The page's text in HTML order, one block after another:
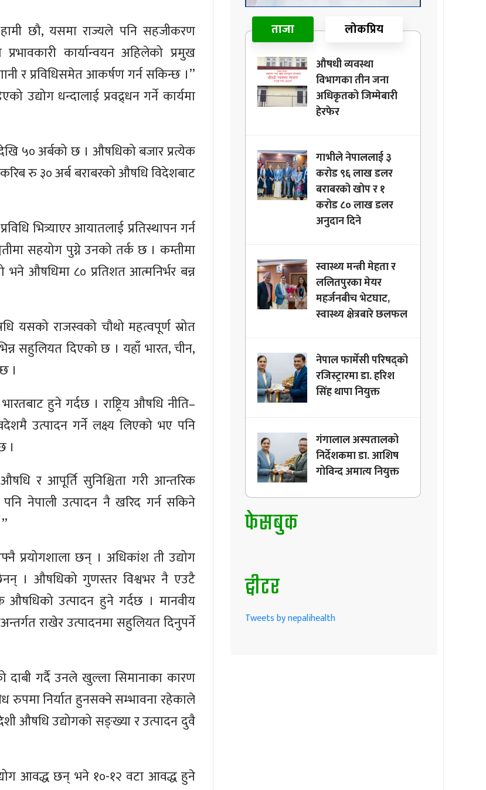
छौ, यसमा राज्यले पनि सहजीकरण
कार्यान्वयन अहिलेको प्रमुख
र प्रविधिसमेत आकर्षण गर्न सकिन्छ ।’’
उद्योग धन्दालाई प्रवद्र्धन गर्ने कार्यमा
५० अर्बको छ । औषधिको बजार प्रत्येक
रु ३० अर्ब बराबरको औषधि विदेशबाट
भित्र्याएर आयातलाई प्रतिस्थापन गर्न
सहयोग पुग्ने उनको तर्क छ । कम्तीमा
औषधिमा ८० प्रतिशत आत्मनिर्भर बन्न
यसको राजस्वको चौथो महत्वपूर्ण स्रोत
सहुलियत दिएको छ । यहाँ भारत, चीन,
।
हुने गर्दछ । राष्ट्रिय औषधि नीति–
उत्पादन गर्ने लक्ष्य लिएको भए पनि
।
र आपूर्ति सुनिश्चिता गरी आन्तरिक
नेपाली उत्पादन नै खरिद गर्न सकिने
प्रयोगशाला छन् । अधिकांश ती उद्योग
। औषधिको गुणस्तर विश्वभर नै एउटै
औषधिको उत्पादन हुने गर्दछ । मानवीय
राखेर उत्पादनमा सहुलियत दिनुपर्ने
दाबी गर्दै उनले खुल्ला सिमानाका कारण
निर्यात हुनसक्ने सम्भावना रहेकाले
औषधि उद्योगको सङ्ख्या र उत्पादन दुवै
आवद्ध छन् भने १०-१२ वटा आवद्ध हुने
ताजा लोकप्रिय
औषधी व्यवस्था
विभागका तीन जना
अधिकृतको जिम्मेबारी
हेरफेर
गाभीले नेपाललाई ३
करोड ९६ लाख डलर
बराबरको खोप र १
करोड ८० लाख डलर
अनुदान दिने
स्वास्थ्य मन्त्री मेहता र
ललितपुरका मेयर
महर्जनबीच भेटघाट,
स्वास्थ्य क्षेत्रबारे छलफल
नेपाल फार्मेसी परिषद्को
रजिस्ट्रारमा डा. हरिश
सिंह थापा नियुक्त
गंगालाल अस्पतालको
निर्देशकमा डा. आशिष
गोविन्द अमात्य नियुक्त
फेसबुक
ट्वीटर
Tweets by nepalihealth